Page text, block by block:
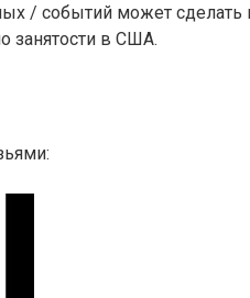
/ событий может
занятости в США.